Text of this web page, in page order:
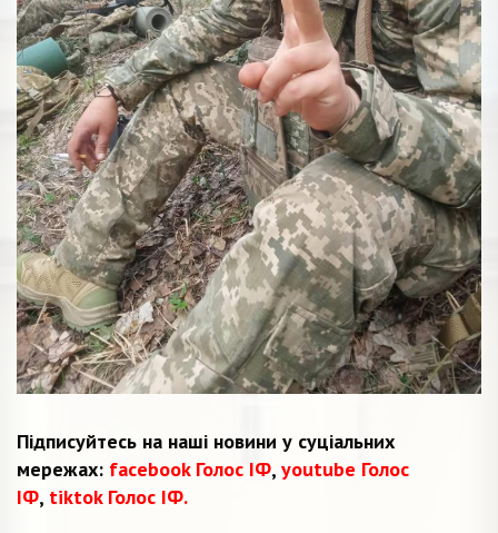
Підписуйтесь на наші новини у суціальних
мережах: facebook Голос ІФ, youtube Голос
ІФ, tiktok Голос ІФ.